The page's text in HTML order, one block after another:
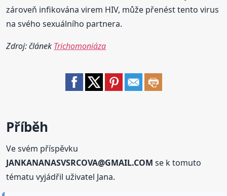
zároveň infikována virem HIV, může přenést tento virus
na svého sexuálního partnera.
Zdroj: článek Trichomoniáza
Příběh
Ve svém příspěvku
JANKANANASVSRCOVA@GMAIL.COM se k tomuto
tématu vyjádřil uživatel Jana.